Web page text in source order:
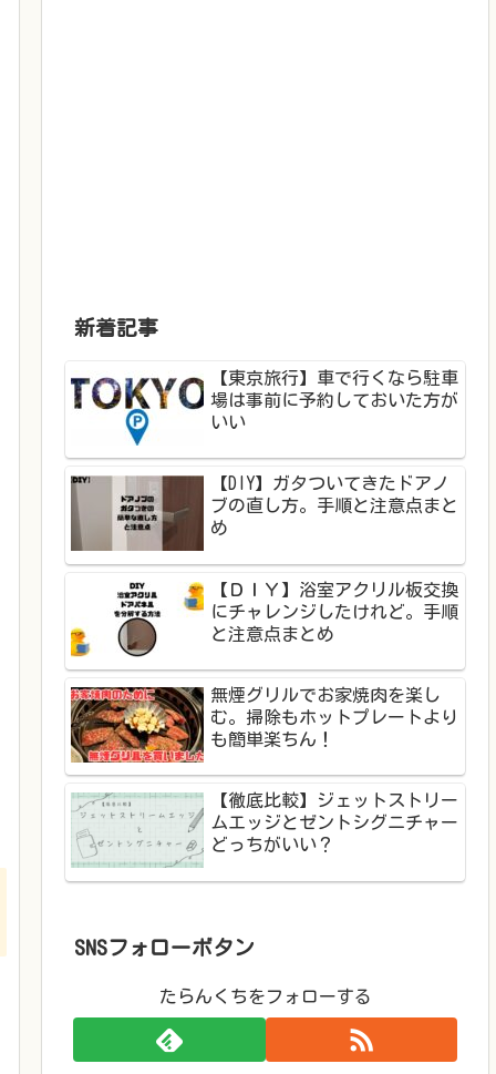
新着記事
【東京旅行】車で行くなら駐車
場は事前に予約しておいた方が
いい
【DIY】ガタついてきたドアノ
ブの直し方。手順と注意点まと
め
【ＤＩＹ】浴室アクリル板交換
にチャレンジしたけれど。手順
と注意点まとめ
無煙グリルでお家焼肉を楽し
む。掃除もホットプレートより
も簡単楽ちん！
【徹底比較】ジェットストリー
ムエッジとゼントシグニチャー
どっちがいい？
SNSフォローボタン
たらんくちをフォローする